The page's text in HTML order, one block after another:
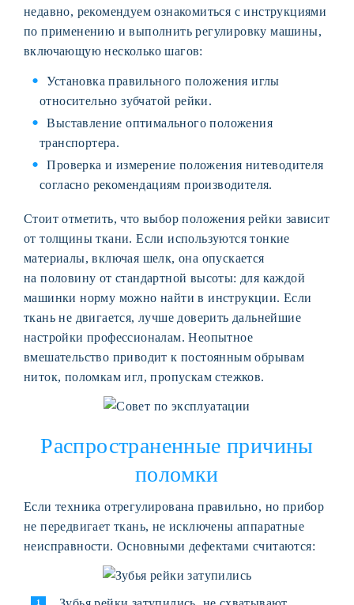
недавно, рекомендуем ознакомиться с инструкциями
по применению и выполнить регулировку машины,
включающую несколько шагов:
Установка правильного положения иглы
относительно зубчатой рейки.
Выставление оптимального положения
транспортера.
Проверка и измерение положения нитеводителя
согласно рекомендациям производителя.
Стоит отметить, что выбор положения рейки зависит
от толщины ткани. Если используются тонкие
материалы, включая шелк, она опускается
на половину от стандартной высоты: для каждой
машинки норму можно найти в инструкции. Если
ткань не двигается, лучше доверить дальнейшие
настройки профессионалам. Неопытное
вмешательство приводит к постоянным обрывам
ниток, поломкам игл, пропускам стежков.
Распространенные причины
поломки
Если техника отрегулирована правильно, но прибор
не передвигает ткань, не исключены аппаратные
неисправности. Основными дефектами считаются: